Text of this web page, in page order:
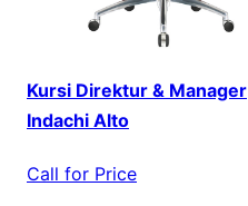
Kursi Direktur & Manager
Indachi Alto
Call for Price